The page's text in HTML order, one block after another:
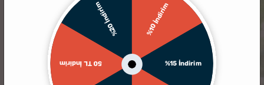
%10 İndirim
%15 İndirim
50 TL İndirim
%20 İndirim